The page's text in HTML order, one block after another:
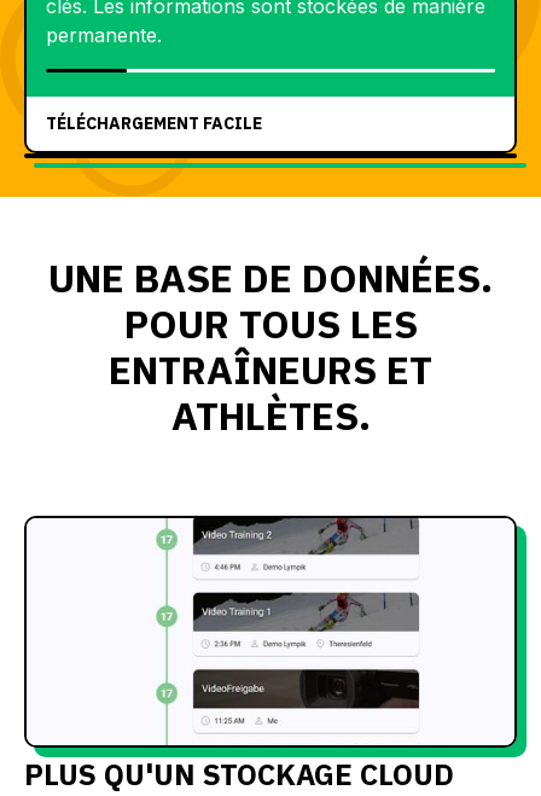
clés. Les informations sont stockées de manière
permanente.
TÉLÉCHARGEMENT FACILE
UNE BASE DE DONNÉES.
POUR TOUS LES
ENTRAÎNEURS ET
ATHLÈTES.
PLUS QU'UN STOCKAGE CLOUD